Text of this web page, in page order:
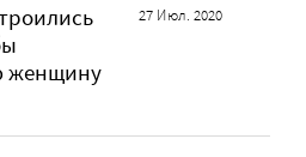
женщину
27 Июл. 2020